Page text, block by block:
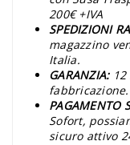
200€ +IVA
SPEDIZIONI
magazzino
Italia.
GARANZIA:
fabbricazione.
PAGAMENTO
Sofort,
sicuro attivo